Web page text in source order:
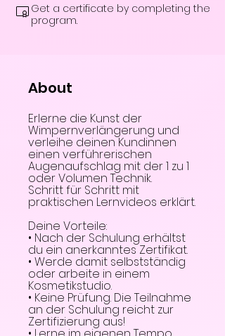
Get a certificate by completing the
program.
About
Erlerne die Kunst der
Wimpernverlängerung und
verleihe deinen Kundinnen
einen verführerischen
Augenaufschlag mit der 1 zu 1
oder Volumen Technik.
Schritt für Schritt mit
praktischen Lernvideos erklärt.
Deine Vorteile:
• Nach der Schulung erhältst
du ein anerkanntes Zertifikat.
• Werde damit selbstständig
oder arbeite in einem
Kosmetikstudio.
• Keine Prüfung. Die Teilnahme
an der Schulung reicht zur
Zertifizierung aus!